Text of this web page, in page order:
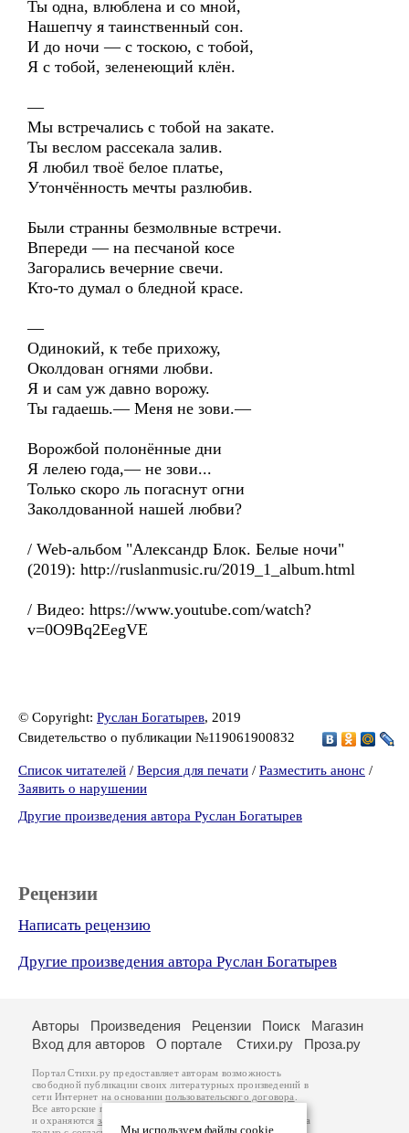
Ты одна, влюблена и со мной,
Нашепчу я таинственный сон.
И до ночи — с тоскою, с тобой,
Я с тобой, зеленеющий клён.
—
Мы встречались с тобой на закате.
Ты веслом рассекала залив.
Я любил твоё белое платье,
Утончённость мечты разлюбив.
Были странны безмолвные встречи.
Впереди — на песчаной косе
Загорались вечерние свечи.
Кто-то думал о бледной красе.
—
Одинокий, к тебе прихожу,
Околдован огнями любви.
Я и сам уж давно ворожу.
Ты гадаешь.— Меня не зови.—
Ворожбой полонённые дни
Я лелею года,— не зови...
Только скоро ль погаснут огни
Заколдованной нашей любви?
/ Web-альбом "Александр Блок. Белые ночи"
(2019): http://ruslanmusic.ru/2019_1_album.html
/ Видео: https://www.youtube.com/watch?
v=0O9Bq2EegVE
© Copyright: Руслан Богатырев, 2019
Свидетельство о публикации №119061900832
Список читателей / Версия для печати / Разместить анонс /
Заявить о нарушении
Другие произведения автора Руслан Богатырев
Рецензии
Написать рецензию
Другие произведения автора Руслан Богатырев
Мы используем файлы cookie
Авторы Произведения Рецензии Поиск
Магазин
Вход для авторов
О портале Стихи.ру Проза.ру
Портал Стихи.ру предоставляет авторам возможность
свободной публикации своих литературных произведений в
сети Интернет на основаниипользовательского договора
Все авторские права на произведения принадлежат авторам
и охраняются законом
. Перепечатка произведений возможна